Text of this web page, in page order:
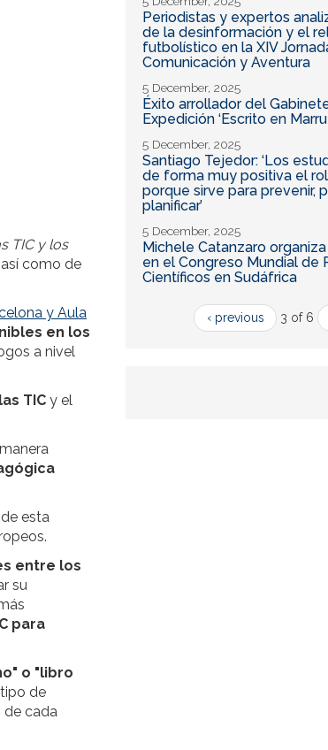
TIC y los
como de
y Aula
en los
a nivel
TIC y el
esta
entre los
su
para
o "libro
de
de cada
Periodistas y expertos
de la desinformación y el
futbolístico en la XIV
Comunicación y Aventura
5 December, 2025
Éxito arrollador del
Expedición ‘Escrito en
5 December, 2025
Santiago Tejedor: ‘Los
de forma muy positiva el
porque sirve para prevenir,
planificar’
5 December, 2025
Michele Catanzaro
en el Congreso Mundial de
Científicos en Sudáfrica
‹ previous 3 of 6